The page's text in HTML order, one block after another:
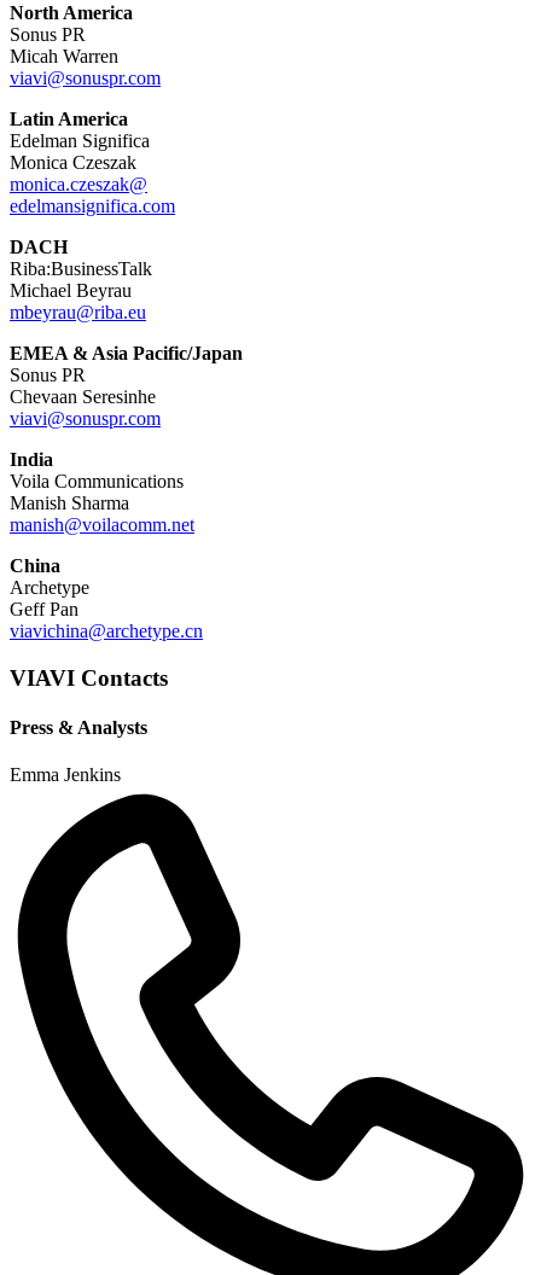
North America
Sonus PR
Micah Warren
viavi@sonuspr.com
Latin America
Edelman Significa
Monica Czeszak
monica.czeszak@
edelmansignifica.com
DACH
Riba:BusinessTalk
Michael Beyrau
mbeyrau@riba.eu
EMEA & Asia Pacific/Japan
Sonus PR
Chevaan Seresinhe
viavi@sonuspr.com
India
Voila Communications
Manish Sharma
manish@voilacomm.net
China
Archetype
Geff Pan
viavichina@archetype.cn
VIAVI Contacts
Press & Analysts
Emma Jenkins